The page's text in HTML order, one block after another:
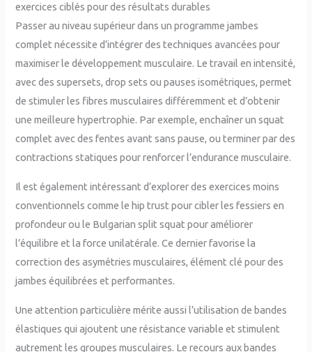
exercices ciblés pour des résultats durables
Passer au niveau supérieur dans un programme jambes
complet nécessite d’intégrer des techniques avancées pour
maximiser le développement musculaire. Le travail en intensité,
avec des supersets, drop sets ou pauses isométriques, permet
de stimuler les fibres musculaires différemment et d’obtenir
une meilleure hypertrophie. Par exemple, enchaîner un squat
complet avec des fentes avant sans pause, ou terminer par des
contractions statiques pour renforcer l’endurance musculaire.
Il est également intéressant d’explorer des exercices moins
conventionnels comme le hip trust pour cibler les fessiers en
profondeur ou le Bulgarian split squat pour améliorer
l’équilibre et la force unilatérale. Ce dernier favorise la
correction des asymétries musculaires, élément clé pour des
jambes équilibrées et performantes.
Une attention particulière mérite aussi l’utilisation de bandes
élastiques qui ajoutent une résistance variable et stimulent
autrement les groupes musculaires. Le recours aux bandes